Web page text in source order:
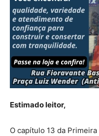
Estimado leitor,
O capítulo 13 da